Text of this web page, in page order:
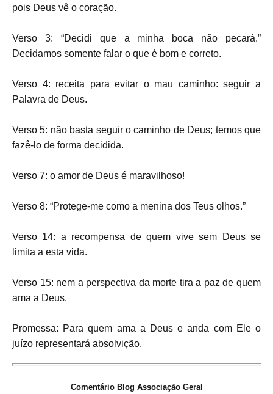
pois Deus vê o coração.
Verso 3: “Decidi que a minha boca não pecará.”
Decidamos somente falar o que é bom e correto.
Verso 4: receita para evitar o mau caminho: seguir a
Palavra de Deus.
Verso 5: não basta seguir o caminho de Deus; temos que
fazê-lo de forma decidida.
Verso 7: o amor de Deus é maravilhoso!
Verso 8: “Protege-me como a menina dos Teus olhos.”
Verso 14: a recompensa de quem vive sem Deus se
limita a esta vida.
Verso 15: nem a perspectiva da morte tira a paz de quem
ama a Deus.
Promessa: Para quem ama a Deus e anda com Ele o
juízo representará absolvição.
Comentário Blog Associação Geral